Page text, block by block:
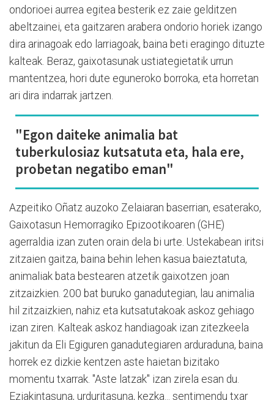
ondorioei aurrea egitea besterik ez zaie gelditzen
abeltzainei, eta gaitzaren arabera ondorio horiek izango
dira arinagoak edo larriagoak, baina beti eragingo dituzte
kalteak. Beraz, gaixotasunak ustiategietatik urrun
mantentzea, hori dute eguneroko borroka, eta horretan
ari dira indarrak jartzen.
"Egon daiteke animalia bat
tuberkulosiaz kutsatuta eta, hala ere,
probetan negatibo eman"
Azpeitiko Oñatz auzoko Zelaiaran baserrian, esaterako,
Gaixotasun Hemorragiko Epizootikoaren (GHE)
agerraldia izan zuten orain dela bi urte. Ustekabean iritsi
zitzaien gaitza, baina behin lehen kasua baieztatuta,
animaliak bata bestearen atzetik gaixotzen joan
zitzaizkien. 200 bat buruko ganadutegian, lau animalia
hil zitzaizkien, nahiz eta kutsatutakoak askoz gehiago
izan ziren. Kalteak askoz handiagoak izan zitezkeela
jakitun da Eli Egiguren ganadutegiaren arduraduna, baina
horrek ez dizkie kentzen aste haietan bizitako
momentu txarrak. "Aste latzak" izan zirela esan du.
Ezjakintasuna, urduritasuna, kezka... sentimendu txar